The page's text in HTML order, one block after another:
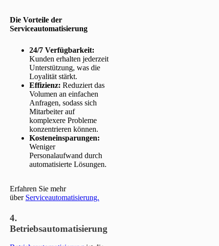
Die Vorteile der
Serviceautomatisierung
24/7 Verfügbarkeit:
Kunden erhalten jederzeit
Unterstützung, was die
Loyalität stärkt.
Effizienz: Reduziert das
Volumen an einfachen
Anfragen, sodass sich
Mitarbeiter auf
komplexere Probleme
konzentrieren können.
Kosteneinsparungen:
Weniger
Personalaufwand durch
automatisierte Lösungen.
Erfahren Sie mehr
über Serviceautomatisierung.
4.
Betriebsautomatisierung